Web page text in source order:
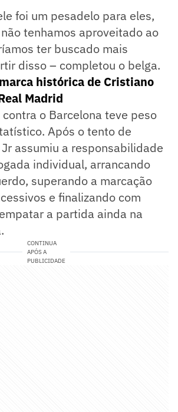
foi um pesadelo para eles,
tenhamos aproveitado ao
ter buscado mais
disso – completou o belga.
histórica de Cristiano
Madrid
o Barcelona teve peso
Após o tento de
assumiu a responsabilidade
individual, arrancando
superando a marcação
e finalizando com
a partida ainda na
CONTINUA
APÓS A
PUBLICIDADE